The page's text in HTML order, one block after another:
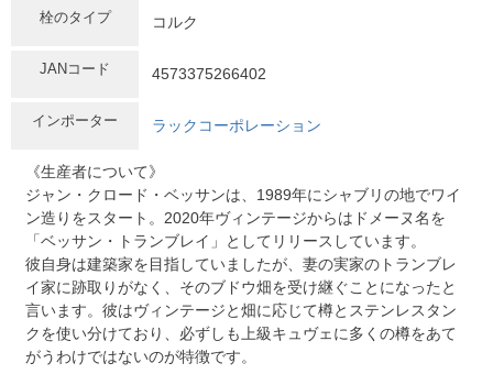
栓のタイプ コルク
JANコード 4573375266402
インポーター ラックコーポレーション
《生産者について》
ジャン・クロード・ベッサンは、1989年にシャブリの地でワイ
ン造りをスタート。2020年ヴィンテージからはドメーヌ名を
「ベッサン・トランブレイ」としてリリースしています。
彼自身は建築家を目指していましたが、妻の実家のトランブレ
イ家に跡取りがなく、そのブドウ畑を受け継ぐことになったと
言います。彼はヴィンテージと畑に応じて樽とステンレスタン
クを使い分けており、必ずしも上級キュヴェに多くの樽をあて
がうわけではないのが特徴です。